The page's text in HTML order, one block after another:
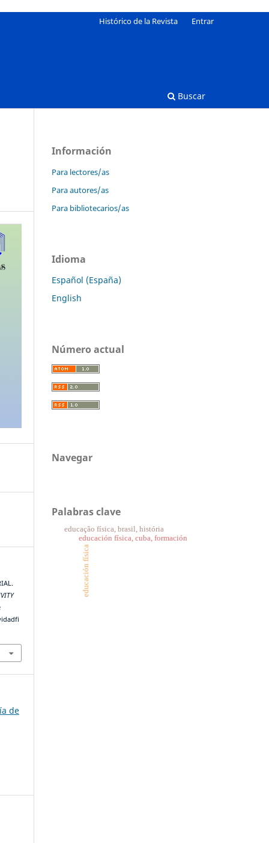
Buscar
Histórico de la Revista Entrar
de
Información
Para lectores/as
Para autores/as
Para bibliotecarios/as
Idioma
Español (España)
English
Número actual
Navegar
Palabras clave
educación física
educación física, cuba, formación
educação física, brasil, história